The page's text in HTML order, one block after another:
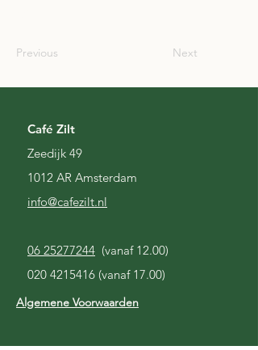
Previous Next
Café Zilt
Zeedijk 49
1012 AR Amsterdam
info@cafezilt.nl
06 25277244 (vanaf 12.00)
020 4215416 (vanaf 17.00)
Algemene Voorwaarden